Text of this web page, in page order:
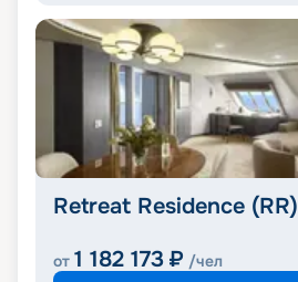
Retreat Residence (RR)
от 1 182 173 ₽ /чел